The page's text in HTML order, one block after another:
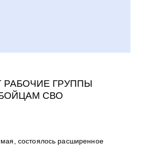
РАБОЧИЕ ГРУППЫ
СВО
состоялось расширенное